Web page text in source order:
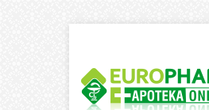
content